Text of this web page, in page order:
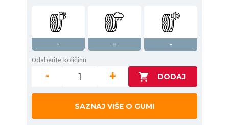
- -
-
Odaberite količinu
- +
SAZNAJ VIŠE O GUMI